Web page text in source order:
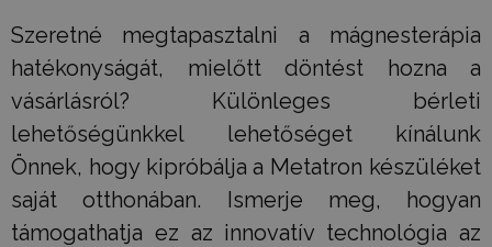
Szeretné megtapasztalni a mágnesterápia
hatékonyságát, mielőtt döntést hozna a
vásárlásról? Különleges bérleti
lehetőségünkkel lehetőséget kínálunk
Önnek, hogy kipróbálja a Metatron készüléket
saját otthonában. Ismerje meg, hogyan
támogathatja ez az innovatív technológia az